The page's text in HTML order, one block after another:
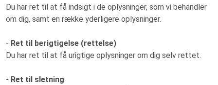
Du har ret til at få indsigt i de oplysninger, som vi behandler
om dig, samt en række yderligere oplysninger.
- Ret til berigtigelse (rettelse)
Du har ret til at få urigtige oplysninger om dig selv rettet.
- Ret til sletning